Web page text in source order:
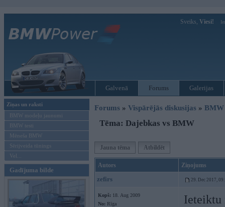
Sveiks, Viesi!
Galvenā Forums Galerijas
Ziņas un raksti
BMW modeļu jaunumi
BMW testi
Mēneša BMW
Sērijveida tūnings
Vel...
Gadījuma bilde
Forums » Vispārējās diskusijas »
Tēma: Dajebkas vs BMW
Jauna tēma Atbildēt
Autors Ziņojums
zefirs 29. Dec 2017,
Kopš: 18. Aug 2009
No: Rīga
Ieteiktu